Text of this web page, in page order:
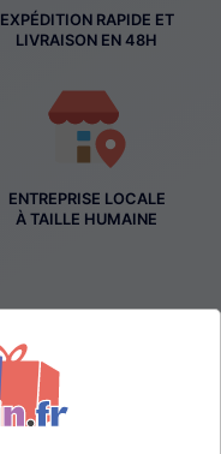
EXPÉDITION RAPIDE ET
LIVRAISON EN 48H
ENTREPRISE LOCALE
À TAILLE HUMAINE
&